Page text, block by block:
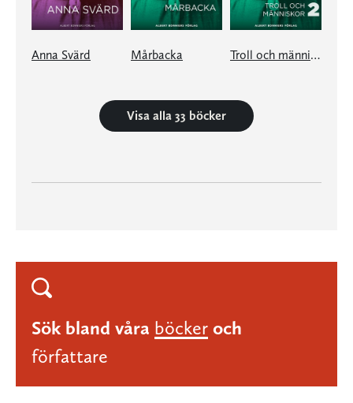
Anna Svärd Mårbacka Troll och människor II
Visa alla 33 böcker
Sök bland våra böcker och
författare